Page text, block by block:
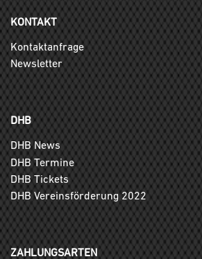
KONTAKT
Kontaktanfrage
Newsletter
DHB
DHB News
DHB Termine
DHB Tickets
DHB Vereinsförderung 2022
ZAHLUNGSARTEN